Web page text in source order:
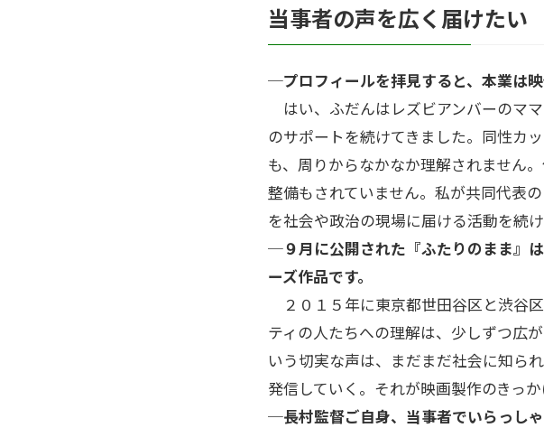
当事者の声を広く届けたい
─プロフィールを拝見すると、本業は
はい、ふだんはレズビアンバーのマ
のサポートを続けてきました。同性カ
も、周りからなかなか理解されません
整備もされていません。私が共同代表
を社会や政治の現場に届ける活動を続け
─９月に公開された『ふたりのまま』
ーズ作品です。
２０１５年に東京都世田谷区と渋谷
ティの人たちへの理解は、少しずつ広
いう切実な声は、まだまだ社会に知ら
発信していく。それが映画製作のきっか
─長村監督ご自身、当事者でいらっしゃ